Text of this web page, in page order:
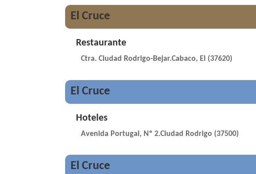
El Cruce
Restaurante
Ctra. Ciudad Rodrigo-Bejar.Cabaco, El (37620)
El Cruce
Hoteles
Avenida Portugal, Nº 2.Ciudad Rodrigo (37500)
El Cruce